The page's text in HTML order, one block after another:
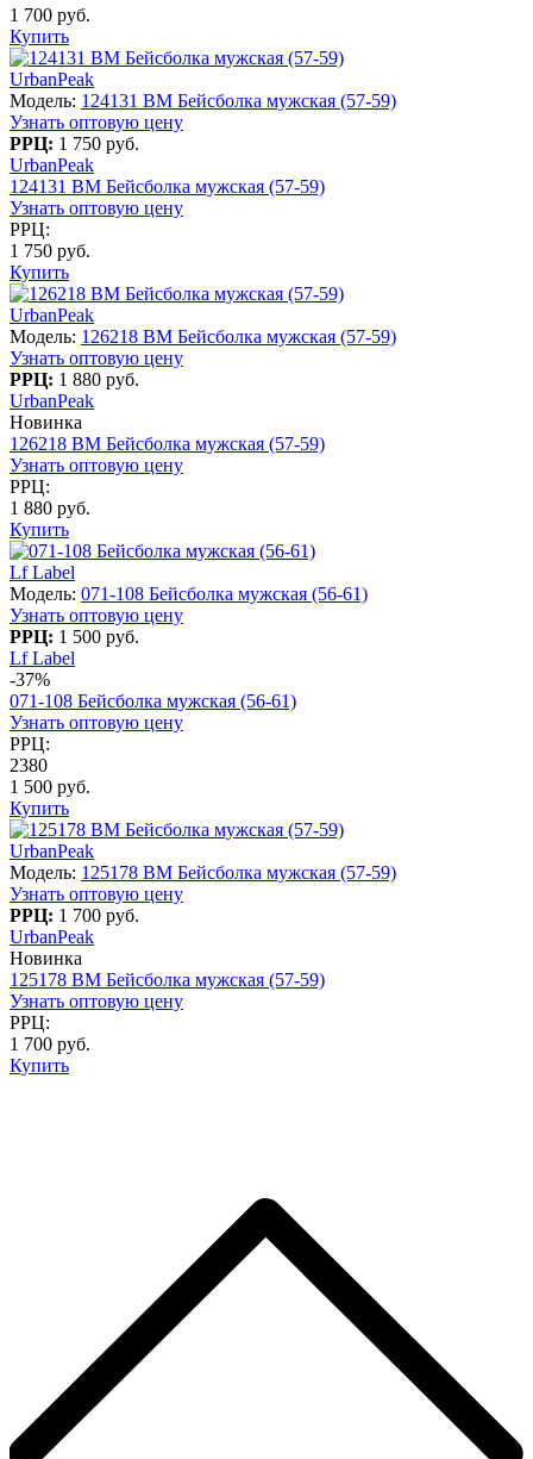
1 700 руб.
Купить
UrbanPeak
Модель: 124131 BM Бейсболка мужская (57-59)
Узнать оптовую цену
РРЦ: 1 750 руб.
UrbanPeak
124131 BM Бейсболка мужская (57-59)
Узнать оптовую цену
РРЦ:
1 750 руб.
Купить
UrbanPeak
Модель: 126218 BM Бейсболка мужская (57-59)
Узнать оптовую цену
РРЦ: 1 880 руб.
UrbanPeak
Новинка
126218 BM Бейсболка мужская (57-59)
Узнать оптовую цену
РРЦ:
1 880 руб.
Купить
Lf Label
Модель: 071-108 Бейсболка мужская (56-61)
Узнать оптовую цену
РРЦ: 1 500 руб.
Lf Label
-37%
071-108 Бейсболка мужская (56-61)
Узнать оптовую цену
РРЦ:
2380
1 500 руб.
Купить
UrbanPeak
Модель: 125178 BM Бейсболка мужская (57-59)
Узнать оптовую цену
РРЦ: 1 700 руб.
UrbanPeak
Новинка
125178 BM Бейсболка мужская (57-59)
Узнать оптовую цену
РРЦ:
1 700 руб.
Купить